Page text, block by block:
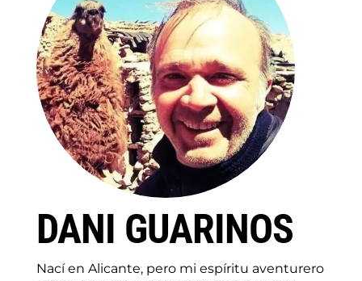
DANI GUARINOS
Nací en Alicante, pero mi espíritu aventurero